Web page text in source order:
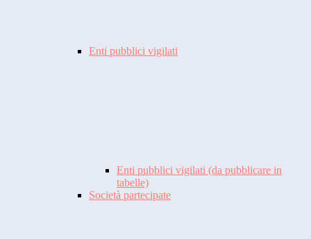
Enti pubblici vigilati
Enti pubblici vigilati (da pubblicare in
tabelle)
Società partecipate